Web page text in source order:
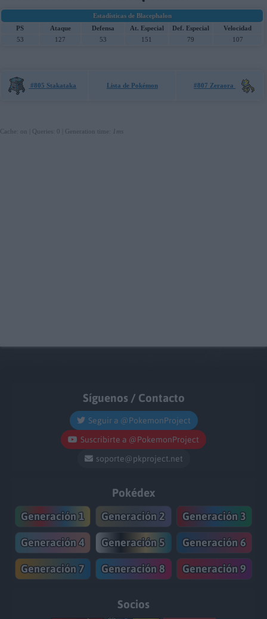
Estadísticas de Blacephalon
PS
Ataque Defensa At. Especial Def. Especial
Velocidad
53
127 53 151 79 107
#805 Stakataka Lista de Pokémon #807 Zeraora
Cache: on | Queries: 0 | Generation time: 1ms
Síguenos / Contacto
Seguir a @PokemonProject
Suscribirte a @PokemonProject
soporte@pkproject.net
Pokédex
Generación 1
Generación 2 Generación 3
Generación 4 Generación 5 Generación 6
Generación 7 Generación 8 Generación 9
Socios